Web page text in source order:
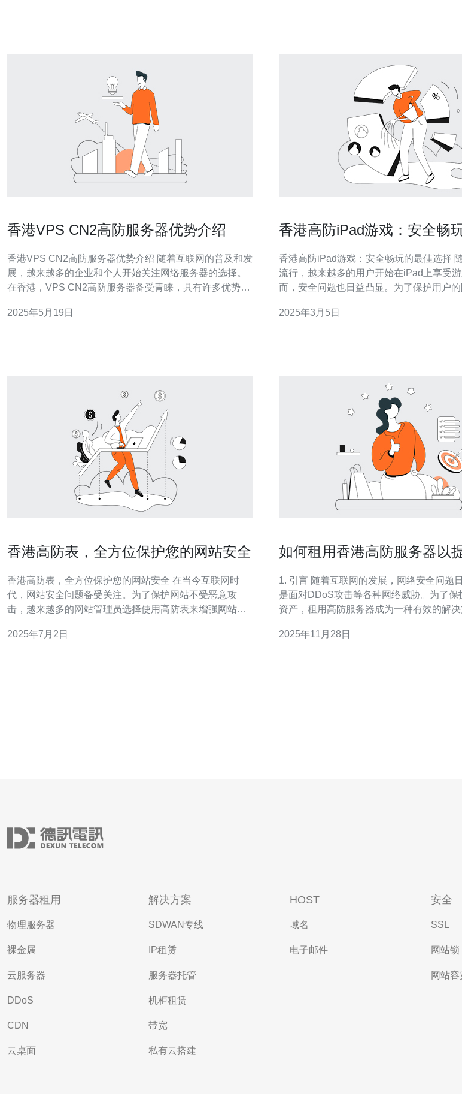
香港VPS CN2高防服务器优势介绍
香港VPS CN2高防服务器优势介绍 随着互联网的普及和发
展，越来越多的企业和个人开始关注网络服务器的选择。
在香港，VPS CN2高防服务器备受青睐，具有许多优势和
是Virtual Private Server的缩写，即虚拟专用服务器。CN2
2025年5月19日
香港高防iPad游戏：安全畅
香港高防iPad游戏：安全畅玩的最佳选择 随着iPad游戏的
流行，越来越多的用户开始在iPad上享受
而，安全问题也日益凸显。为了保护用户
高防iPad游戏是指在香港地区提供高防护能
2025年3月5日
香港高防表，全方位保护您的网站安全
香港高防表，全方位保护您的网站安全 在当今互联网时
代，网站安全问题备受关注。为了保护网站不受恶意攻
击，越来越多的网站管理员选择使用高防表来增强网站的
全方位保护您的网站安全。 高防表是一种网络安全设备，
2025年7月2日
如何租用香港高防服务器以
1. 引言 随着互联网的发展，网络安全问题日益严重，尤其
是面对DDoS攻击等各种网络威胁。为了保
资产，租用高防服务器成为一种有效的解
文将探讨如何租用香港高防服务器以提升安全性。
2025年11月28日
服务器租用
物理服务器
裸金属
云服务器
DDoS
CDN
云桌面
解决方案
SDWAN专线
IP租赁
服务器托管
机柜租赁
带宽
私有云搭建
HOST
域名
电子邮件
安全
SSL
网站锁
网站容